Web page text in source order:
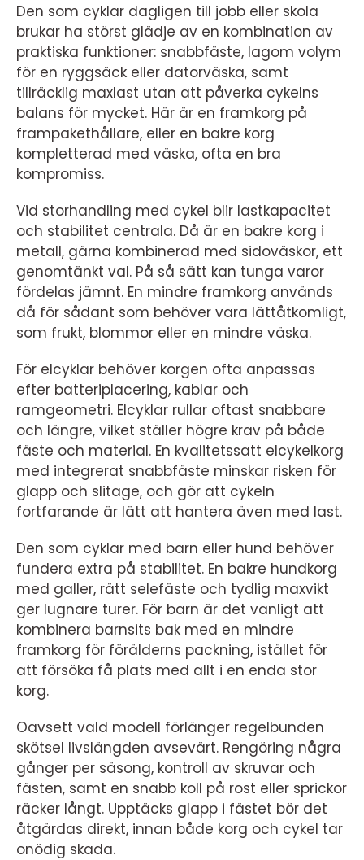
Den som cyklar dagligen till jobb eller skola
brukar ha störst glädje av en kombination av
praktiska funktioner: snabbfäste, lagom volym
för en ryggsäck eller datorväska, samt
tillräcklig maxlast utan att påverka cykelns
balans för mycket. Här är en framkorg på
frampakethållare, eller en bakre korg
kompletterad med väska, ofta en bra
kompromiss.
Vid storhandling med cykel blir lastkapacitet
och stabilitet centrala. Då är en bakre korg i
metall, gärna kombinerad med sidoväskor, ett
genomtänkt val. På så sätt kan tunga varor
fördelas jämnt. En mindre framkorg används
då för sådant som behöver vara lättåtkomligt,
som frukt, blommor eller en mindre väska.
För elcyklar behöver korgen ofta anpassas
efter batteriplacering, kablar och
ramgeometri. Elcyklar rullar oftast snabbare
och längre, vilket ställer högre krav på både
fäste och material. En kvalitetssatt elcykelkorg
med integrerat snabbfäste minskar risken för
glapp och slitage, och gör att cykeln
fortfarande är lätt att hantera även med last.
Den som cyklar med barn eller hund behöver
fundera extra på stabilitet. En bakre hundkorg
med galler, rätt selefäste och tydlig maxvikt
ger lugnare turer. För barn är det vanligt att
kombinera barnsits bak med en mindre
framkorg för förälderns packning, istället för
att försöka få plats med allt i en enda stor
korg.
Oavsett vald modell förlänger regelbunden
skötsel livslängden avsevärt. Rengöring några
gånger per säsong, kontroll av skruvar och
fästen, samt en snabb koll på rost eller sprickor
räcker långt. Upptäcks glapp i fästet bör det
åtgärdas direkt, innan både korg och cykel tar
onödig skada.